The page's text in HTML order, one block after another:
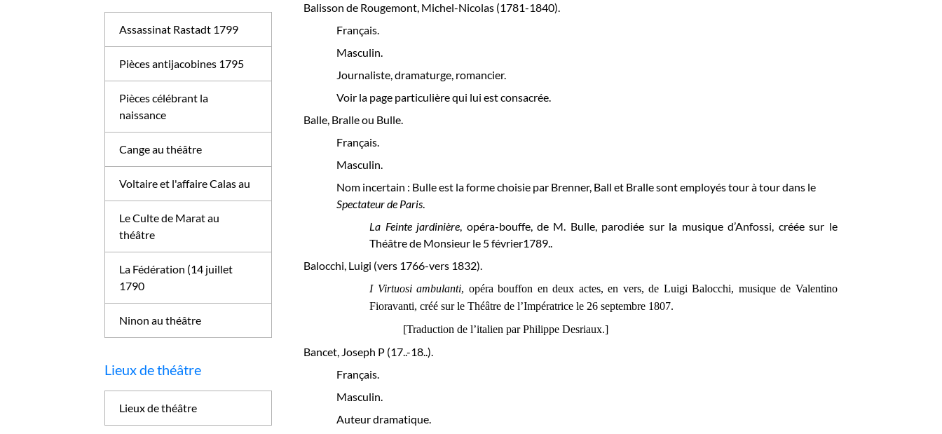
Balisson de Rougemont, Michel-Nicolas (1781-1840).
Français.
Masculin.
Journaliste, dramaturge, romancier.
Voir la page particulière qui lui est consacrée.
Balle, Bralle ou Bulle.
Français.
Masculin.
Nom incertain : Bulle est la forme choisie par Brenner, Ball et Bralle sont employés tour à tour dans le
Spectateur de Paris.
La Feinte jardinière, opéra-bouffe, de M. Bulle, parodiée sur la musique d’Anfossi, créée sur le
Théâtre de Monsieur le 5 février1789..
Balocchi, Luigi (vers 1766-vers 1832).
I Virtuosi ambulanti, opéra bouffon en deux actes, en vers, de Luigi Balocchi, musique de Valentino
Fioravanti, créé sur leThéâtre de l’Impératrice le 26 septembre 1807.
[Traduction de l’italien par Philippe Desriaux.]
Bancet, Joseph P (17..-18..).
Français.
Masculin.
Auteur dramatique.
Assassinat Rastadt 1799
Pièces antijacobines 1795
Pièces célébrant la
naissance
Cange au théâtre
Voltaire et l'affaire Calas au
Le Culte de Marat au
théâtre
La Fédération (14 juillet
1790
Ninon au théâtre
Lieux de théâtre
Lieux de théâtre